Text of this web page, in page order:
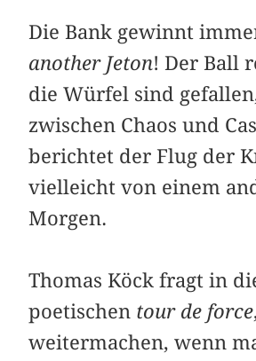
Die Bank gewinnt
another Jeton! Der Ball
die Würfel sind
zwischen Chaos und
berichtet der Flug der
vielleicht von einem
Morgen.
Thomas Köck fragt in
poetischen tour de force
weitermachen, wenn